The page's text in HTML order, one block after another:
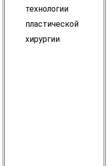
технологии
пластической
хирургии